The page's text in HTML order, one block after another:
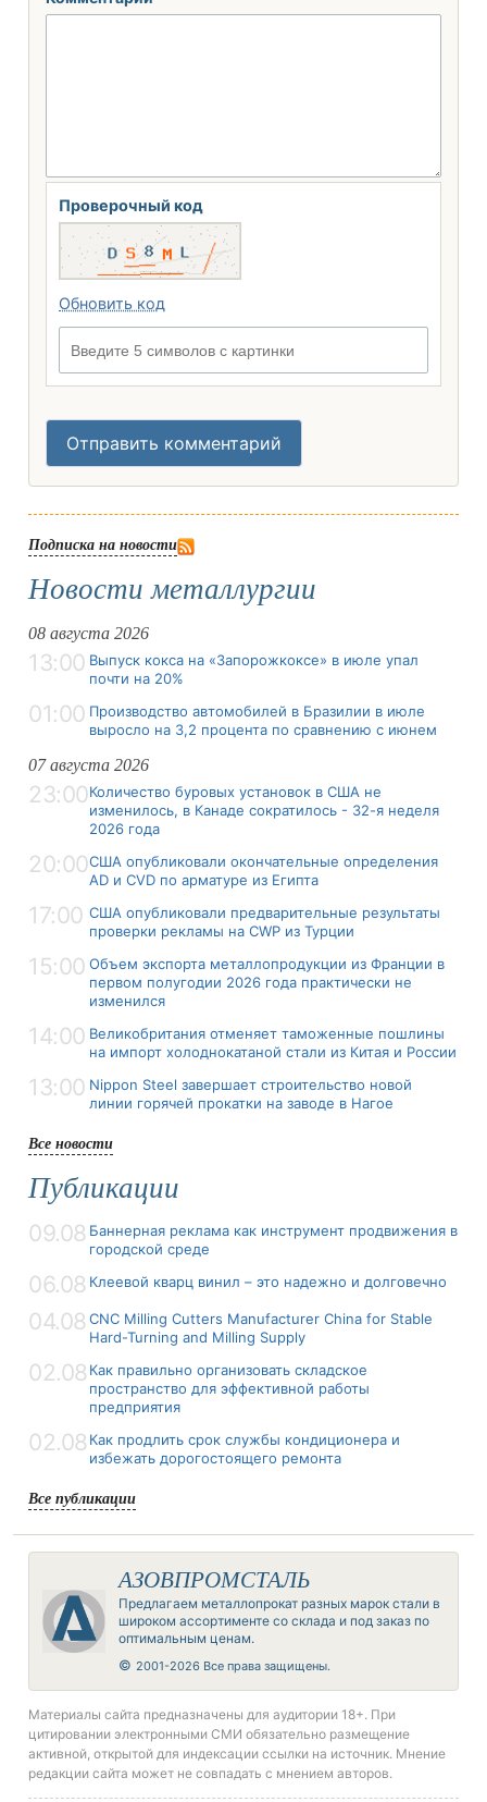
Проверочный код
Обновить код
Отправить комментарий
Подписка на новости
Новости металлургии
08 августа 2026
13:00 Выпуск кокса на «Запорожкоксе» в июле упал
почти на 20%
01:00 Производство автомобилей в Бразилии в июле
выросло на 3,2 процента по сравнению с июнем
07 августа 2026
23:00Количество буровых установок в США не
изменилось, в Канаде сократилось - 32-я неделя
2026 года
20:00США опубликовали окончательные определения
AD и CVD по арматуре из Египта
17:00 США опубликовали предварительные результаты
проверки рекламы на CWP из Турции
15:00 Объем экспорта металлопродукции из Франции в
первом полугодии 2026 года практически не
изменился
14:00 Великобритания отменяет таможенные пошлины
на импорт холоднокатаной стали из Китая и России
13:00 Nippon Steel завершает строительство новой
линии горячей прокатки на заводе в Нагое
Все новости
Публикации
09.08 Баннерная реклама как инструмент продвижения в
городской среде
06.08 Клеевой кварц винил – это надежно и долговечно
04.08 CNC Milling Cutters Manufacturer China for Stable
Hard-Turning and Milling Supply
02.08 Как правильно организовать складское
пространство для эффективной работы
предприятия
02.08 Как продлить срок службы кондиционера и
избежать дорогостоящего ремонта
Все публикации
АЗОВПРОМСТАЛЬ
Предлагаем металлопрокат разных марок стали в
широком ассортименте со склада и под заказ по
оптимальным ценам.
© 2001-2026 Все права защищены.
Материалы сайта предназначены для аудитории 18+. При
цитировании электронными СМИ обязательно размещение
активной, открытой для индексации ссылки на источник. Мнение
редакции сайта может не совпадать с мнением авторов.